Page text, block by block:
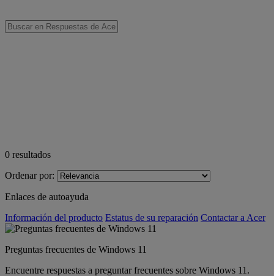
0 resultados
Ordenar por:
Enlaces de autoayuda
Información del producto Estatus de su reparación Contactar a Acer
Preguntas frecuentes de Windows 11
Encuentre respuestas a preguntar frecuentes sobre Windows 11.